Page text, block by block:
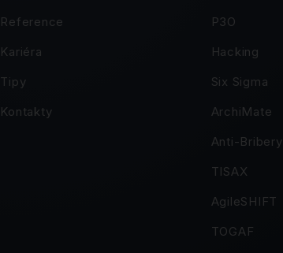
Reference
Kariéra
Tipy
Kontakty
P3O
Hacking
Six Sigma
ArchiMate
Anti-Bribery
TISAX
AgileSHIFT
TOGAF